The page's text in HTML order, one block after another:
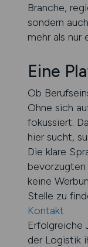
Branche,
sondern
mehr als nur
Eine
Ob
Ohne sich
fokussiert.
hier sucht,
Die klare
keine
Stelle zu
Kontakt
Erfolgreiche
der Logistik